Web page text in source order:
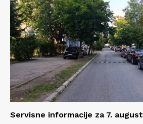
Servisne informacije za 7. august